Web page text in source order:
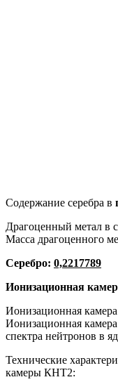
Содержание серебра в
Драгоценный метал в
Масса драгоценного
Серебро: 0,2217789
Ионизационная
Ионизационная
Ионизационная
спектра нейтронов в
Технические
камеры КНТ2: